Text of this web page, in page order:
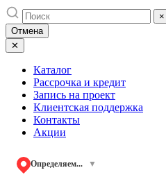
Skip
to
content
×
Отмена
✕
Каталог
Рассрочка и кредит
Запись на проект
Клиентская поддержка
Контакты
Акции
Определяем... ▼